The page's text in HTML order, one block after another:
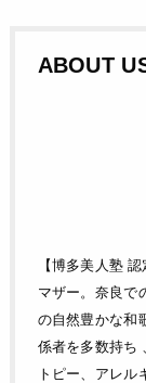
ABOUT
【博多美人塾
マザー。奈良で
の自然豊かな和
係者を多数持ち
トピー、アレル